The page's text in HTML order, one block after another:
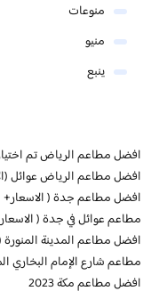
منوعات
منيو
ينبع
افضل مطاعم الرياض تم
افضل مطاعم الرياض عوائل
افضل مطاعم جدة ( الاسعار+
مطاعم عوائل في جدة (
افضل مطاعم المدينة المنورة
مطاعم شارع الإمام البخاري المدينة افضل
افضل مطاعم مكة 2023